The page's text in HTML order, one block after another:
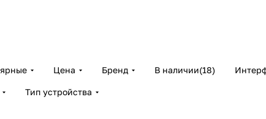
Цена Бренд В наличии(18)
Тип устройства